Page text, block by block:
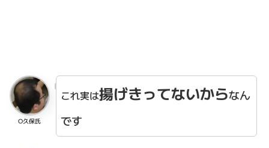
O久保氏
これ実は揚げきってないからなん
です